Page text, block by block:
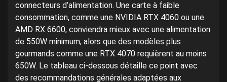
connecteurs d’alimentation. Une carte à faible
consommation, comme une NVIDIA RTX 4060 ou une
AMD RX 6600, conviendra mieux avec une alimentation
de 550W minimum, alors que des modèles plus
gourmands comme une RTX 4070 requièrent au moins
650W. Le tableau ci-dessous détaille ce point avec
des recommandations générales adaptées aux